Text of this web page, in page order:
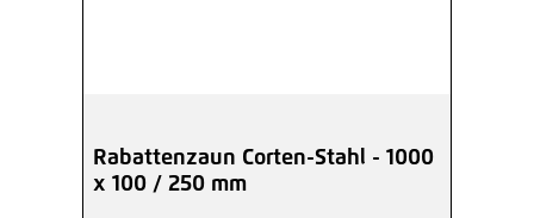
Rabattenzaun Corten-Stahl - 1000
x 100 / 250 mm